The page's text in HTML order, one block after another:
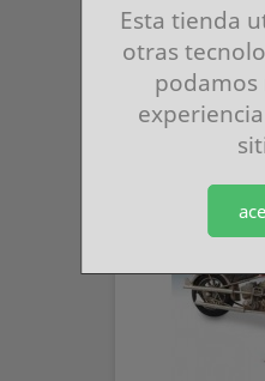
Figura
Esta tienda
otras
podamos